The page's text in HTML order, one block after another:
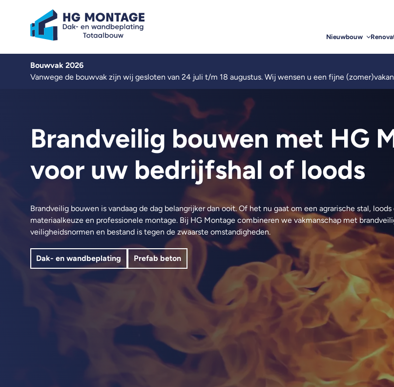
Nieuwbouw
Bouwvak 2026
Vanwege de bouwvak zijn wij gesloten van 24 juli t/m 18 augustus. Wij wensen u een fijne
Brandveilig bouwen met HG
voor uw bedrijfshal of loods
Brandveilig bouwen is vandaag de dag belangrijker dan ooit. Of het nu gaat om een agrarische stal,
materiaalkeuze en professionele montage. Bij HG Montage combineren we vakmanschap met
veiligheidsnormen en bestand is tegen de zwaarste omstandigheden.
Dak- en wandbeplating Prefab beton
Kennisbank
Renovatie
Zonnepanelen
Nieuws
Offerte aanvragen